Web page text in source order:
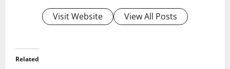
Visit Website View All Posts
Related